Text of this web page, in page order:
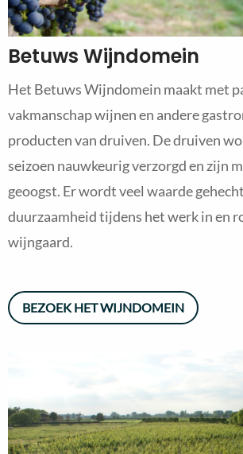
Betuws Wijndomein
Het Betuws Wijndomein maakt met
vakmanschap wijnen en andere
producten van druiven. De druiven
seizoen nauwkeurig verzorgd en zijn
geoogst. Er wordt veel waarde
duurzaamheid tijdens het werk in en
wijngaard.
BEZOEK HET WIJNDOMEIN